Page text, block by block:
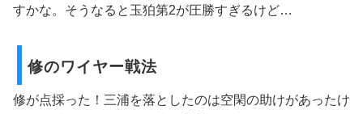
すかな。そうなると玉狛第2が圧勝すぎるけど…
修のワイヤー戦法
修が点採った！三浦を落としたのは空閑の助けがあったけ